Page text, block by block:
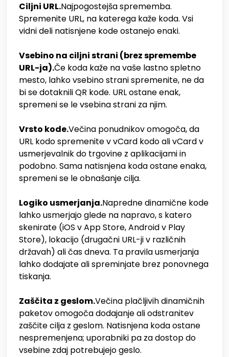
Ciljni URL.Najpogostejša sprememba.
Spremenite URL, na katerega kaže koda. Vsi
vidni deli natisnjene kode ostanejo enaki.
Vsebino na ciljni strani (brez spremembe
URL-ja).Če koda kaže na vaše lastno spletno
mesto, lahko vsebino strani spremenite, ne da
bi se dotaknili QR kode. URL ostane enak,
spremeni se le vsebina strani za njim.
Vrsto kode.Večina ponudnikov omogoča, da
URL kodo spremenite v vCard kodo ali vCard v
usmerjevalnik do trgovine z aplikacijami in
podobno. Sama natisnjena koda ostane enaka,
spremeni se le obnašanje cilja.
Logiko usmerjanja.Napredne dinamične kode
lahko usmerjajo glede na napravo, s katero
skenirate (iOS v App Store, Android v Play
Store), lokacijo (drugačni URL-ji v različnih
državah) ali čas dneva. Ta pravila usmerjanja
lahko dodajate ali spreminjate brez ponovnega
tiskanja.
Zaščita z geslom.Večina plačljivih dinamičnih
paketov omogoča dodajanje ali odstranitev
zaščite cilja z geslom. Natisnjena koda ostane
nespremenjena; uporabniki pa za dostop do
vsebine zdaj potrebujejo geslo.